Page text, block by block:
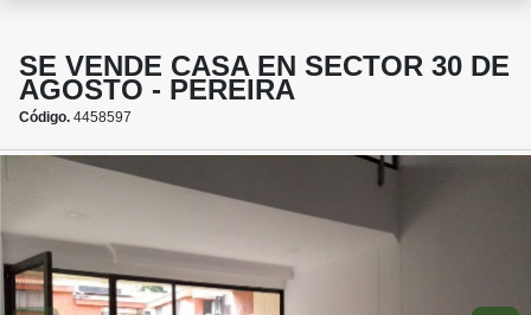
SE VENDE CASA EN SECTOR 30 DE
AGOSTO - PEREIRA
Código. 4458597